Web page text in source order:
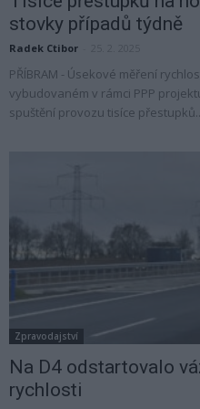
stovky případů týdně
Radek Ctibor
PŘÍBRAM - Úsekové měření
vybudovaném v rámci PPP
spuštění provozu tisíce
Zpravodajství
Na D4 odstartovalo
rychlosti